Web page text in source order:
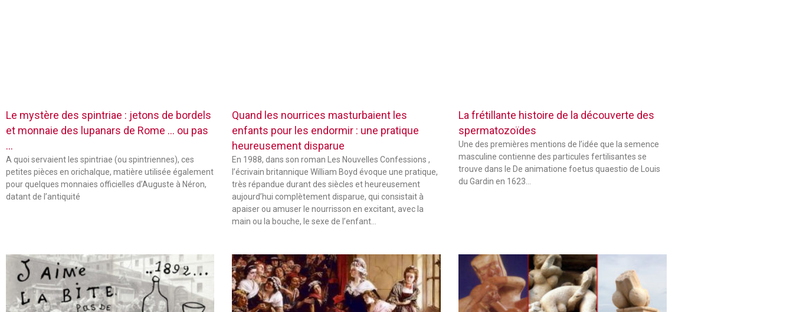
Le mystère des spintriae : jetons de bordels
et monnaie des lupanars de Rome … ou pas
…
A quoi servaient les spintriae (ou spintriennes), ces
petites pièces en orichalque, matière utilisée également
pour quelques monnaies officielles d’Auguste à Néron,
datant de l’antiquité
Quand les nourrices masturbaient les
enfants pour les endormir : une pratique
heureusement disparue
En 1988, dans son roman Les Nouvelles Confessions ,
l’écrivain britannique William Boyd évoque une pratique,
très répandue durant des siècles et heureusement
aujourd’hui complètement disparue, qui consistait à
apaiser ou amuser le nourrisson en excitant, avec la
main ou la bouche, le sexe de l’enfant…
La frétillante histoire de la découverte des
spermatozoïdes
Une des premières mentions de l’idée que la semence
masculine contienne des particules fertilisantes se
trouve dans le De animatione foetus quaestio de Louis
du Gardin en 1623…